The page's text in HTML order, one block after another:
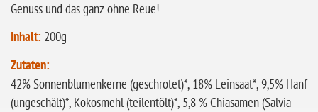
Genuss und das ganz ohne Reue!
Inhalt: 200g
Zutaten:
42% Sonnenblumenkerne (geschrotet)*, 18% Leinsaat*, 9,5% Hanf
(ungeschält)*, Kokosmehl (teilentölt)*, 5,8 % Chiasamen (Salvia